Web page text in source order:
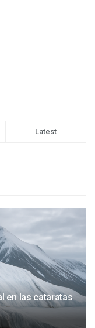
Latest
en las cataratas